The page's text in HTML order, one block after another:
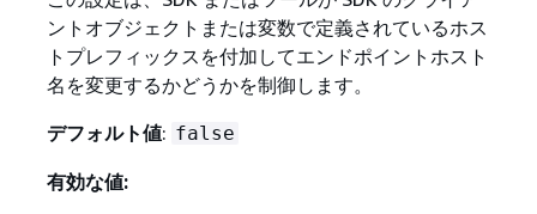
ントオブジェクトまたは変数で定義されているホス
トプレフィックスを付加してエンドポイントホスト
名を変更するかどうかを制御します。
デフォルト値: false
有効な値: